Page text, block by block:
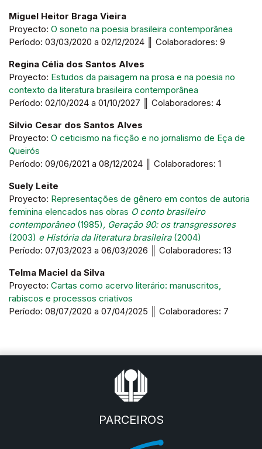
Miguel Heitor Braga Vieira
Proyecto: O soneto na poesia brasileira contemporânea
Período: 03/03/2020 a 02/12/2024 ║ Colaboradores: 9
Regina Célia dos Santos Alves
Proyecto: Estudos da paisagem na prosa e na poesia no
contexto da literatura brasileira contemporânea
Período: 02/10/2024 a 01/10/2027 ║ Colaboradores: 4
Silvio Cesar dos Santos Alves
Proyecto: O ceticismo na ficção e no jornalismo de Eça de
Queirós
Período: 09/06/2021 a 08/12/2024 ║ Colaboradores: 1
Suely Leite
Proyecto: Representações de gênero em contos de autoria
feminina elencados nas obras O conto brasileiro
contemporâneo (1985), Geração 90: os transgressores
(2003) e História da literatura brasileira (2004)
Período: 07/03/2023 a 06/03/2026 ║ Colaboradores: 13
Telma Maciel da Silva
Proyecto: Cartas como acervo literário: manuscritos,
rabiscos e processos criativos
Período: 08/07/2020 a 07/04/2025 ║ Colaboradores: 7
PARCEIROS